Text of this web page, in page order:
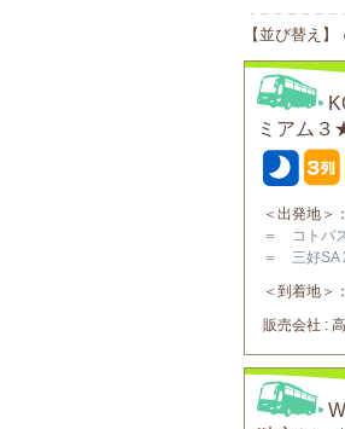
【並び替え
ミアム３
＜出発地＞：
＝ コトバ
＝ 三好
＜到着地＞：
販売会社 :